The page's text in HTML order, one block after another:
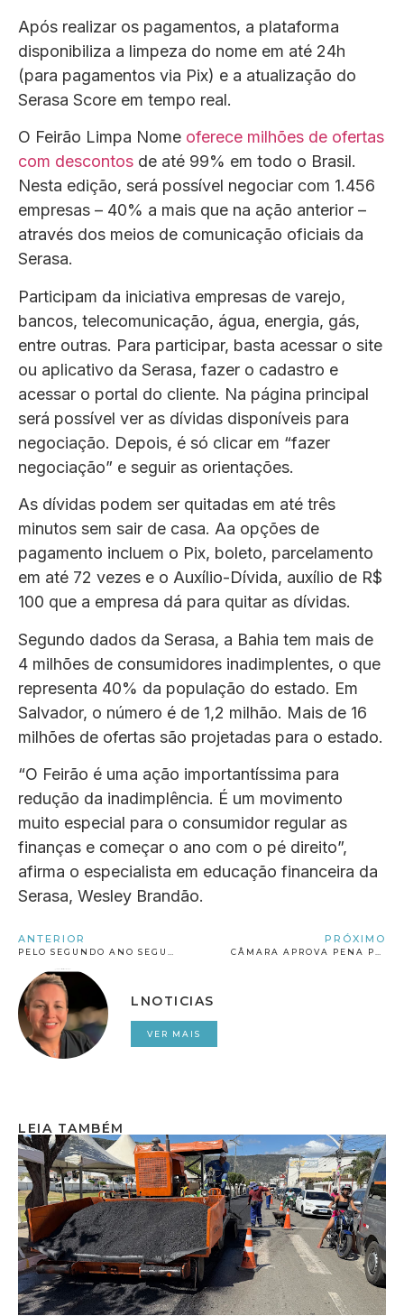
Após realizar os pagamentos, a plataforma
disponibiliza a limpeza do nome em até 24h
(para pagamentos via Pix) e a atualização do
Serasa Score em tempo real.
O Feirão Limpa Nome oferece milhões de ofertas
com descontos de até 99% em todo o Brasil.
Nesta edição, será possível negociar com 1.456
empresas – 40% a mais que na ação anterior –
através dos meios de comunicação oficiais da
Serasa.
Participam da iniciativa empresas de varejo,
bancos, telecomunicação, água, energia, gás,
entre outras. Para participar, basta acessar o site
ou aplicativo da Serasa, fazer o cadastro e
acessar o portal do cliente. Na página principal
será possível ver as dívidas disponíveis para
negociação. Depois, é só clicar em “fazer
negociação” e seguir as orientações.
As dívidas podem ser quitadas em até três
minutos sem sair de casa. Aa opções de
pagamento incluem o Pix, boleto, parcelamento
em até 72 vezes e o Auxílio-Dívida, auxílio de R$
100 que a empresa dá para quitar as dívidas.
Segundo dados da Serasa, a Bahia tem mais de
4 milhões de consumidores inadimplentes, o que
representa 40% da população do estado. Em
Salvador, o número é de 1,2 milhão. Mais de 16
milhões de ofertas são projetadas para o estado.
“O Feirão é uma ação importantíssima para
redução da inadimplência. É um movimento
muito especial para o consumidor regular as
finanças e começar o ano com o pé direito”,
afirma o especialista em educação financeira da
Serasa, Wesley Brandão.
ANTERIOR
PELO SEGUNDO ANO SEGUIDO, PLANSERV FECHA AS CONTAS COM ROMBO MILIONÁRIO
PRÓXIMO
CÂMARA APROVA PENA PARA QUEM DIVULGAR IMAGENS DE NUDEZ GERADAS POR IA
LNOTICIAS
VER MAIS
LEIA TAMBÉM